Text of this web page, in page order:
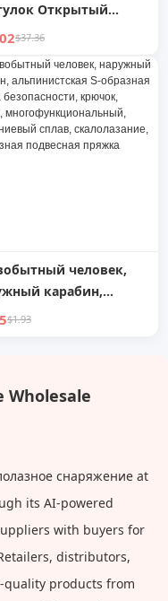
Открытый
Туризм
Легкое и
Сплав
$37.36
человек,
карабин,
S-образная
сплав,
$1.93
Wholesale
снаряжение at
its AI-powered
with buyers for
distributors,
products from